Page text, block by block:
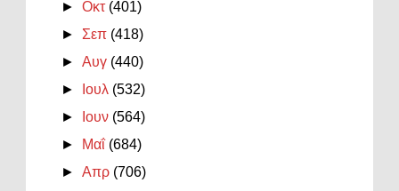
►Οκτ (401)
► Σεπ (418)
►Αυγ (440)
►
Ιουλ (532)
►
Ιουν (564)
►
Μαΐ (684)
►Απρ (706)